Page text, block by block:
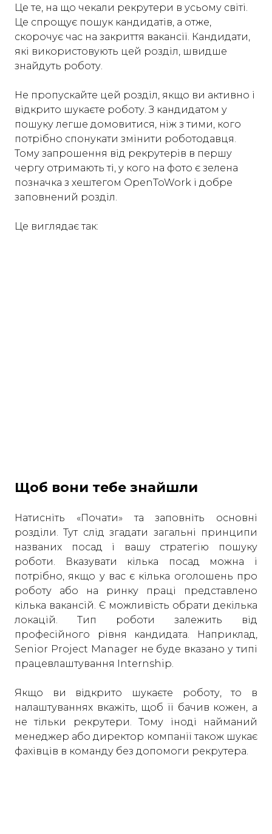
Це те, на що чекали рекрутери в усьому світі.
Це спрощує пошук кандидатів, а отже,
скорочує час на закриття вакансії. Кандидати,
які використовують цей розділ, швидше
знайдуть роботу.
Не пропускайте цей розділ, якщо ви активно і
відкрито шукаєте роботу. З кандидатом у
пошуку легше домовитися, ніж з тими, кого
потрібно спонукати змінити роботодавця.
Тому запрошення від рекрутерів в першу
чергу отримають ті, у кого на фото є зелена
позначка з хештегом OpenToWork і добре
заповнений розділ.
Це виглядає так:
Щоб вони тебе знайшли
Натисніть «Почати» та заповніть основні
розділи. Тут слід згадати загальні принципи
названих посад і вашу стратегію пошуку
роботи. Вказувати кілька посад можна і
потрібно, якщо у вас є кілька оголошень про
роботу або на ринку праці представлено
кілька вакансій. Є можливість обрати декілька
локацій. Тип роботи залежить від
професійного рівня кандидата. Наприклад,
Senior Project Manager не буде вказано у типі
працевлаштування Internship.
Якщо ви відкрито шукаєте роботу, то в
налаштуваннях вкажіть, щоб її бачив кожен, а
не тільки рекрутери. Тому іноді найманий
менеджер або директор компанії також шукає
фахівців в команду без допомоги рекрутера.